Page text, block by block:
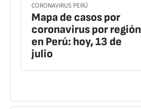
CORONAVIRUS PERÚ
Mapa de casos por
coronavirus por región
en Perú: hoy, 13 de
julio